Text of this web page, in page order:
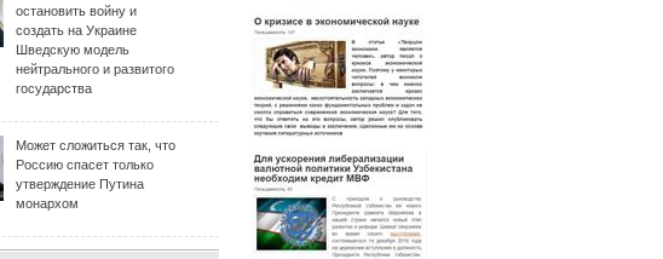
остановить войну и
создать на Украине
Шведскую модель
нейтрального и развитого
государства
Может сложиться так, что
Россию спасет только
утверждение Путина
монархом